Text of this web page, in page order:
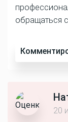
обращаться
20